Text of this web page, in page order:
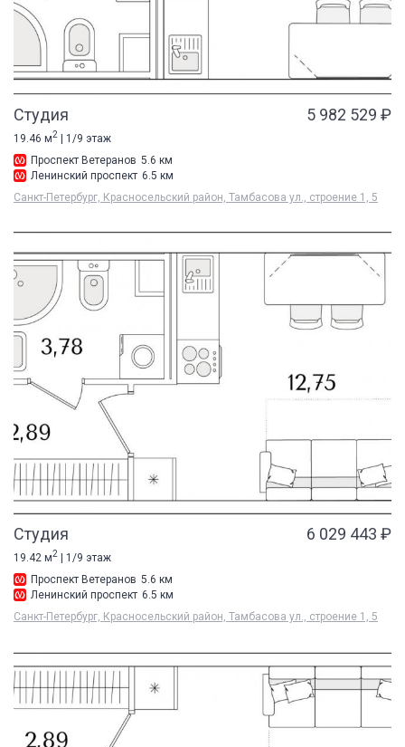
Студия 5 982 529 ₽
19.46 м2
| 1/9 этаж
Проспект Ветеранов 5.6 км
Ленинский проспект 6.5 км
Санкт-Петербург, Красносельский район, Тамбасова ул., строение 1, 5
Студия 6 029 443 ₽
19.42 м2 | 1/9 этаж
Проспект Ветеранов 5.6 км
Ленинский проспект 6.5 км
Санкт-Петербург, Красносельский район, Тамбасова ул., строение 1, 5